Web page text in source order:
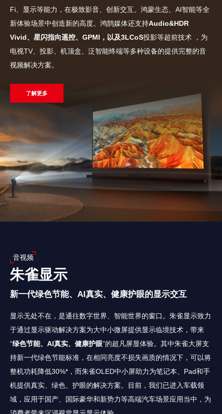
Fi、显示等能力，在极致影音、创新交互、鸿蒙生态、AI智能等全
新体验场景中创造新的高度。鸿鹄媒体还支持Audio&HDR
Vivid、星闪指向遥控、GPMI，以及3LCoS投影等超前技术 ，为
电视TV、投影、机顶盒、泛智能终端等多种设备的提供完整的音
视频解决方案。
了解更多
音视频
朱雀显示
新一代绿色节能、AI真实、健康护眼的显示交互
显示无处不在，是通往数字世界、智能世界的窗口。朱雀显示致力
于通过显示驱动解决方案为大中小微屏提供显示临境技术，带来
“绿色节能、AI真实、健康护眼”的超凡屏显体验。其中朱雀大屏支
持新一代绿色节能标准，在相同亮度不损失画质的情况下，可以将
整机功耗降低30%*，而朱雀OLED中小屏助力为笔记本、Pad和手
机提供真实、绿色、护眼的解决方案。目前，我们已进入车载领
域，应用于国产、国际豪华和新势力等高端汽车场景应用当中，为